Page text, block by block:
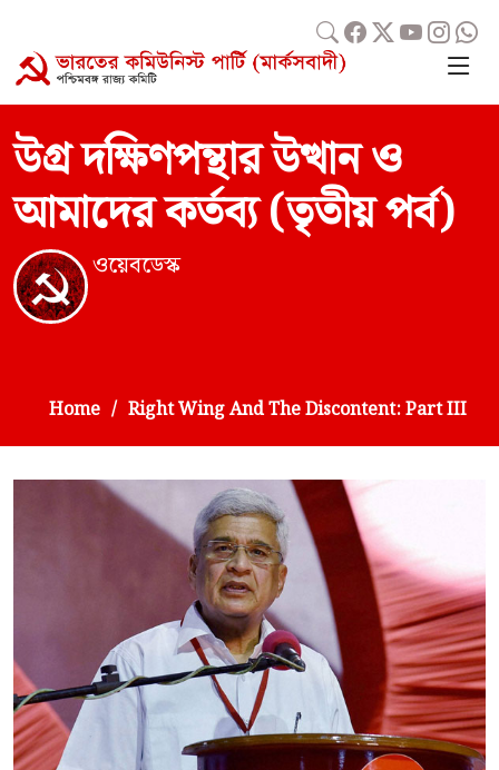
উগ্র দক্ষিণপন্থার উত্থান ও
আমাদের কর্তব্য (তৃতীয় পর্ব)
ওয়েবডেস্ক
Home Right Wing And The Discontent: Part III